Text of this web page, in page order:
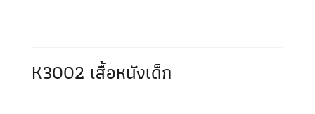
K3002 เสื้อหนังเด็ก